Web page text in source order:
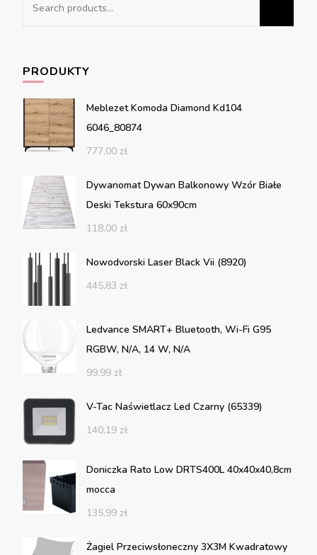
PRODUKTY
Meblezet Komoda Diamond Kd104
6046_80874
777,00 zł
Dywanomat Dywan Balkonowy Wzór Białe
Deski Tekstura 60x90cm
118,00 zł
Nowodvorski Laser Black Vii (8920)
445,83 zł
Ledvance SMART+ Bluetooth, Wi-Fi G95
RGBW, N/A, 14 W, N/A
99,99 zł
V-Tac Naświetlacz Led Czarny (65339)
140,19 zł
Doniczka Rato Low DRTS400L 40x40x40,8cm
mocca
135,99 zł
Żagiel Przeciwsłoneczny 3X3M Kwadratowy